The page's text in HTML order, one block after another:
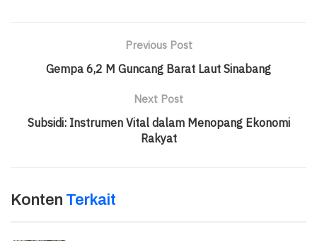
Previous Post
Gempa 6,2 M Guncang Barat Laut Sinabang
Next Post
Subsidi: Instrumen Vital dalam Menopang Ekonomi
Rakyat
Konten Terkait